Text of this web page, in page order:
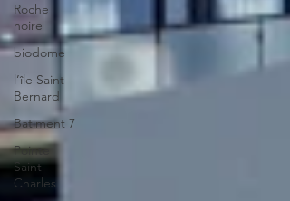
Roche
noire
biodome
l’île Saint-
Bernard
Batiment 7
Pointe
Saint-
Charles